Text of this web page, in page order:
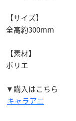
【サイズ】
全高約300mm
【素材】
ポリエ
▼購入はこちら
キャラアニ